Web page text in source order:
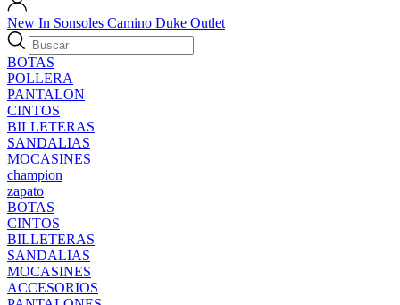
New In Sonsoles Camino Duke Outlet
BOTAS
POLLERA
PANTALON
CINTOS
BILLETERAS
SANDALIAS
MOCASINES
champion
zapato
BOTAS
CINTOS
BILLETERAS
SANDALIAS
MOCASINES
ACCESORIOS